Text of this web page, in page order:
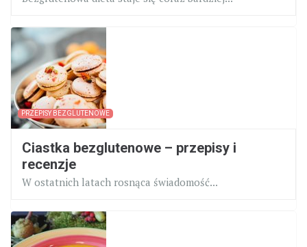
PRZEPISY BEZGLUTENOWE
Ciastka bezglutenowe – przepisy i
recenzje
W ostatnich latach rosnąca świadomość...